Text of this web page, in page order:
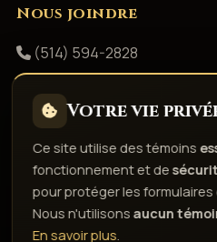
Nous joindre
(514) 594-2828
Facebook
Politique de confidentialité
Droits d'auteur &
Votre vie
Ce site utilise des témoins
fonctionnement et de
pour protéger les
Nous n'utilisonsaucun
En savoir plus.